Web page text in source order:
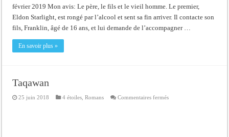
février 2019 Mon avis: Le père, le fils et le vieil homme. Le premier,
Eldon Starlight, est rongé par l’alcool et sent sa fin arriver. Il contacte son
fils, Franklin, âgé de 16 ans, et lui demande de l’accompagner …
En savoir plus »
Taqawan
25 juin 2018 4 étoiles ,Romans Commentaires ferméssur